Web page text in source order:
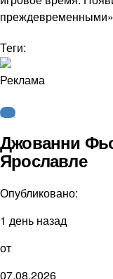
Теги:
Реклама
КХЛ
Джованни
Ярославле
Опубликовано:
1 день назад
от
07.08.2026